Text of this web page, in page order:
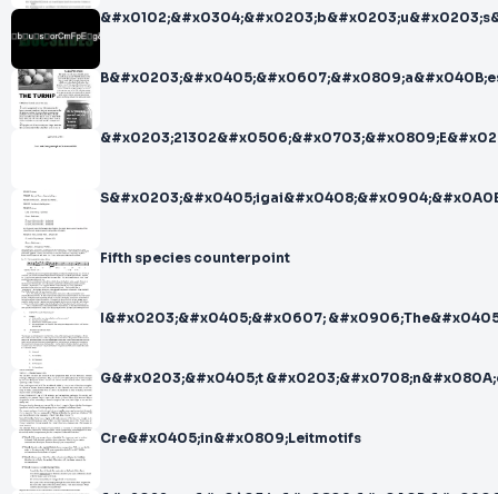
Fifth species counterpoint
I&#x0203;&#x0405;&#x0607;
G&#x0203;&#x0405;t
Cre&#x0405;in&#x0809;Leitmotifs